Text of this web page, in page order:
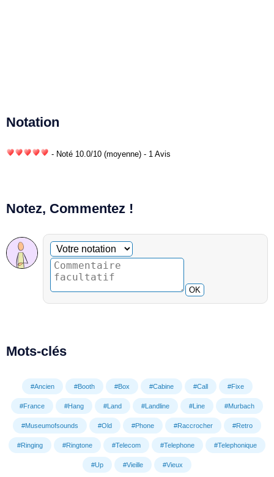
Notation
- Noté 10.0/10 (moyenne) - 1 Avis
Notez, Commentez !
Commentaire facultatif
Votre notation
OK
Mots-clés
#Ancien #Booth #Box #Cabine #Call #Fixe
#France #Hang #Land #Landline #Line #Murbach
#Museumofsounds #Old #Phone #Raccrocher #Retro
#Ringing #Ringtone #Telecom #Telephone #Telephonique
#Up #Vieille #Vieux